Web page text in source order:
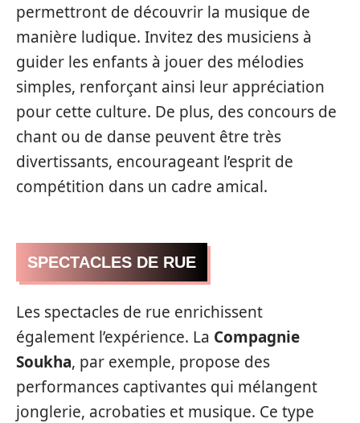
permettront de découvrir la musique de
manière ludique. Invitez des musiciens à
guider les enfants à jouer des mélodies
simples, renforçant ainsi leur appréciation
pour cette culture. De plus, des concours de
chant ou de danse peuvent être très
divertissants, encourageant l’esprit de
compétition dans un cadre amical.
SPECTACLES DE RUE
Les spectacles de rue enrichissent
également l’expérience. La Compagnie
Soukha, par exemple, propose des
performances captivantes qui mélangent
jonglerie, acrobaties et musique. Ce type